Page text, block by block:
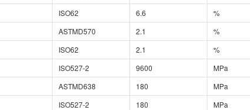
ISO62 6.6
%
ASTMD570 2.1
%
ISO62 2.1 %
ISO527-2 9600
MPa
ASTMD638 180
MPa
ISO527-2 180
MPa